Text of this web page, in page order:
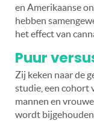
en Amerikaanse
hebben
het effect van
Puur
Zij keken naar de
studie, een cohort
mannen en
wordt